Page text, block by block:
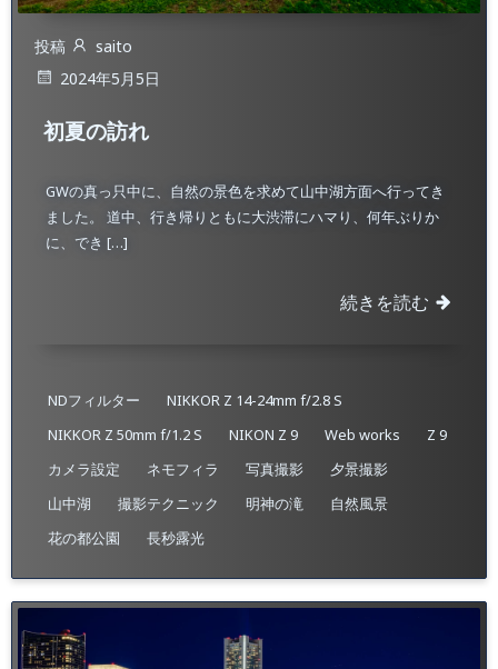
投稿
saito
2024年5月5日
初夏の訪れ
GWの真っ只中に、自然の景色を求めて山中湖方面へ行ってき
ました。 道中、行き帰りともに大渋滞にハマり、何年ぶりか
に、でき […]
続きを読む
NDフィルター
NIKKOR Z 14-24mm f/2.8 S
NIKKOR Z 50mm f/1.2 S
NIKON Z 9 Web works
Z 9
カメラ設定
ネモフィラ 写真撮影
夕景撮影
山中湖
撮影テクニック 明神の滝
自然風景
花の都公園
長秒露光